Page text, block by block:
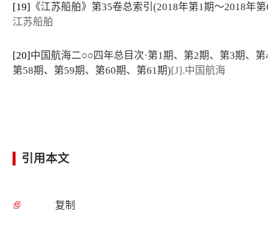
[19] 《江苏船舶》第35卷总索引(2018年第1期～2018年
江苏船舶
[20]中国航海二○○四年总目次·第1期、第2期、第3期、
第58期、第59期、第60期、第61期)[J].中国航海
引用本文
复制